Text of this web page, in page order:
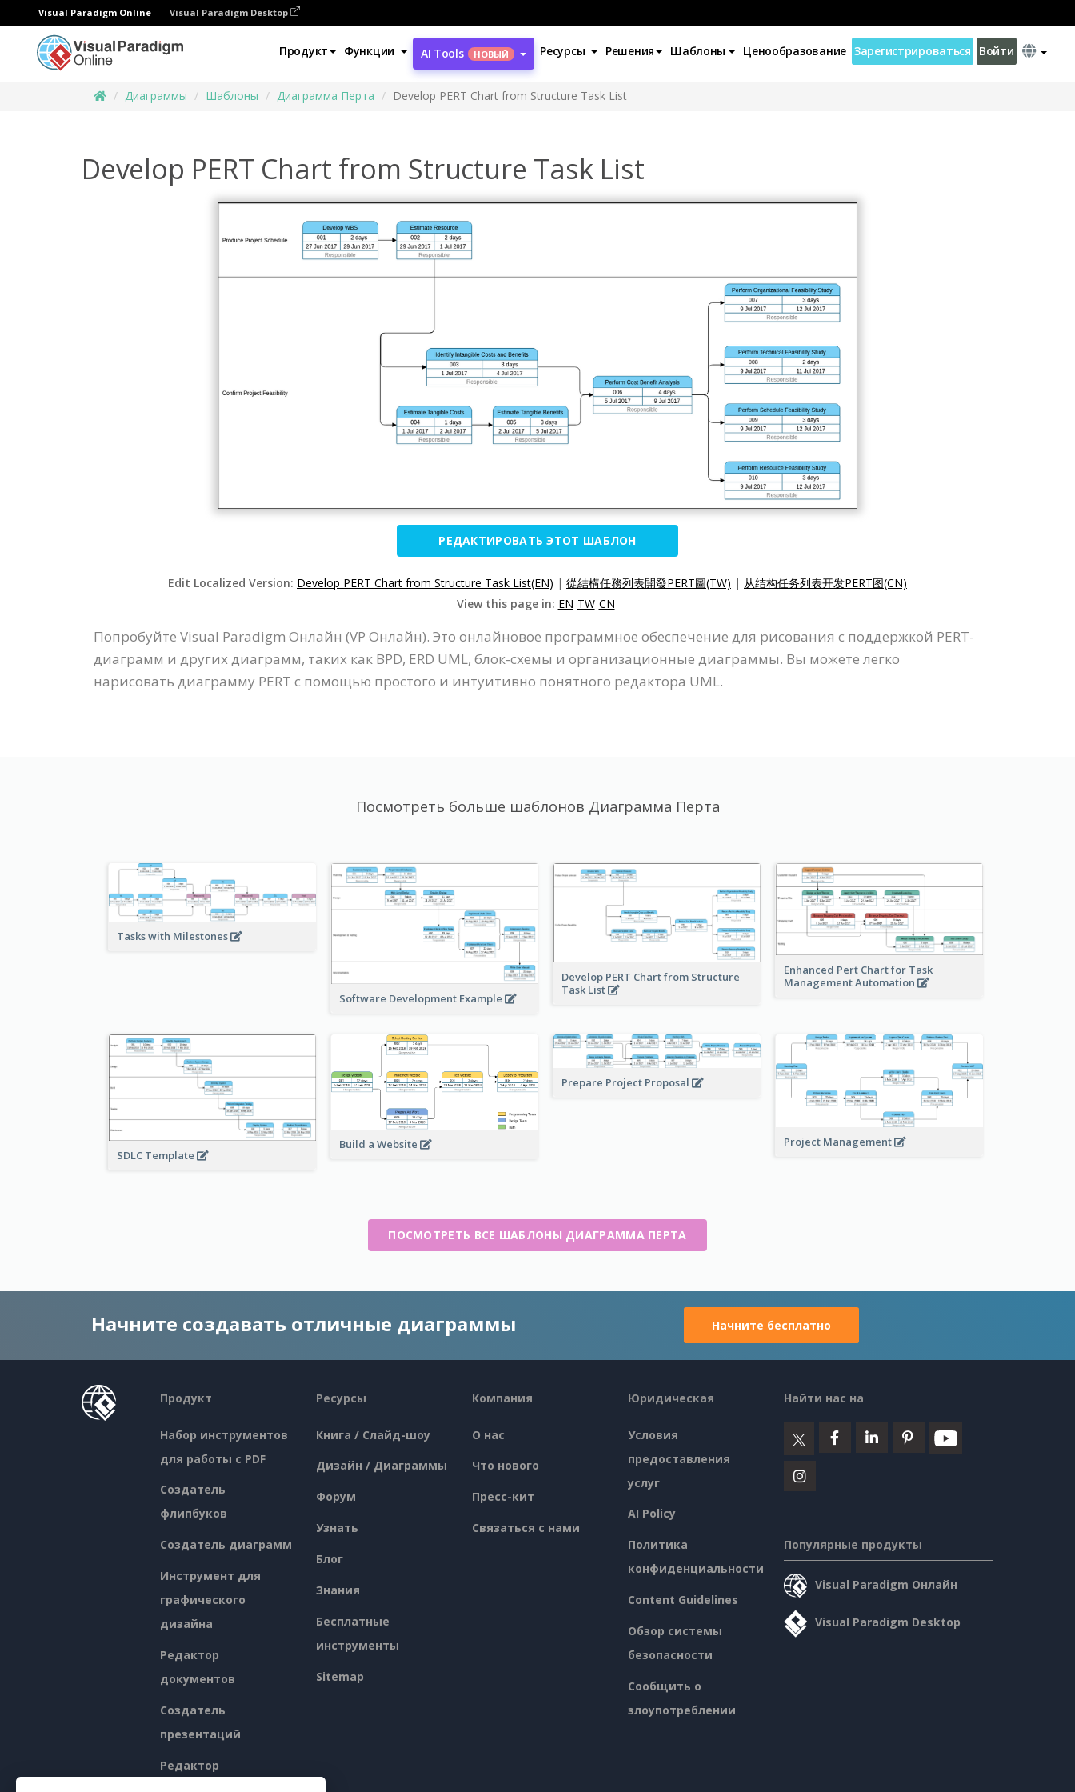
Visual Paradigm Online Visual Paradigm Desktop
Продукт Функции AI Tools НОВЫЙ Ресурсы Решения Шаблоны Ценообразование Зарегистрироваться Войти
Диаграммы Шаблоны Диаграмма Перта Develop PERT Chart from Structure Task List
Develop PERT Chart from Structure Task List
РЕДАКТИРОВАТЬ ЭТОТ ШАБЛОН
Edit Localized Version: Develop PERT Chart from Structure Task List(EN) | 從結構任務列表開發PERT圖(TW) | 从结构任务列表开发PERT图(CN)
View this page in: EN TW CN
Попробуйте Visual Paradigm Онлайн (VP Онлайн). Это онлайновое программное обеспечение для рисования с поддержкой PERT-
диаграмм и других диаграмм, таких как BPD, ERD UML, блок-схемы и организационные диаграммы. Вы можете легко
нарисовать диаграмму PERT с помощью простого и интуитивно понятного редактора UML.
Посмотреть больше шаблонов Диаграмма Перта
Tasks with Milestones
Software Development Example
Develop PERT Chart from Structure
Task List
Enhanced Pert Chart for Task
Management Automation
SDLC Template
Build a Website
Prepare Project Proposal
Project Management
ПОСМОТРЕТЬ ВСЕ ШАБЛОНЫ ДИАГРАММА ПЕРТА
Начните создавать отличные диаграммы Начните бесплатно
Продукт
Набор инструментов
для работы с PDF
Создатель
флипбуков
Создатель диаграмм
Инструмент для
графического
дизайна
Редактор
документов
Создатель
презентаций
Редактор
Ресурсы
Книга / Слайд-шоу
Дизайн / Диаграммы
Форум
Узнать
Блог
Знания
Бесплатные
инструменты
Sitemap
Компания
О нас
Что нового
Пресс-кит
Связаться с нами
Юридическая
Условия
предоставления
услуг
AI Policy
Политика
конфиденциальности
Content Guidelines
Обзор системы
безопасности
Сообщить о
злоупотреблении
Найти нас на
Популярные продукты
Visual Paradigm Онлайн
Visual Paradigm Desktop